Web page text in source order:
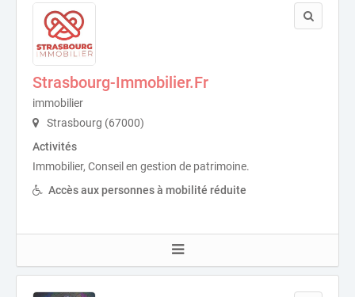
Strasbourg-Immobilier.Fr
immobilier
Strasbourg (67000)
Activités
Immobilier, Conseil en gestion de patrimoine.
Accès aux personnes à mobilité réduite